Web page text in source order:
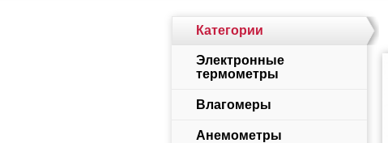
Категории
Электронные
термометры
Влагомеры
Анемометры